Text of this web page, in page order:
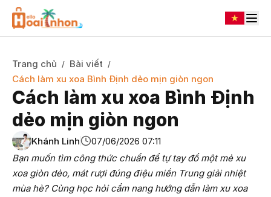
Trang chủ / Bài viết /
Cách làm xu xoa Bình Định dẻo mịn giòn ngon
Cách làm xu xoa Bình Định
dẻo mịn giòn ngon
Khánh Linh
07/06/2026 07:11
Bạn muốn tìm công thức chuẩn để tự tay đổ một mẻ xu
xoa giòn dẻo, mát rượi đúng điệu miền Trung giải nhiệt
mùa hè? Cùng học hỏi cẩm nang hướng dẫn làm xu xoa